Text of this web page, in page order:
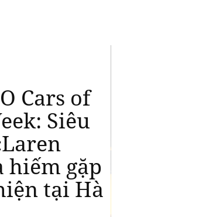
Cars of
4 zin và